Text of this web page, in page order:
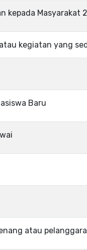
kepada Masyarakat
kegiatan yang
Baru
atau